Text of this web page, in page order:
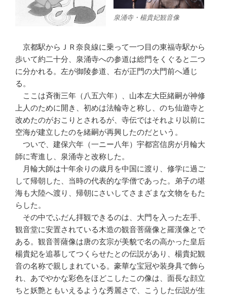
泉涌寺・楊貴妃観音像
京都駅からＪＲ奈良線に乗って一つ目の東福寺駅から
歩いて約二十分、泉涌寺への参道は総門をくぐると二つ
に分かれる。左が御陵参道、右が正門の大門前へ通じ
る。
ここは斉衡三年（八五六年）、山本左大臣緒嗣が神修
上人のために開き、初めは法輪寺と称し、のち仙遊寺と
改めたのがおこりとされるが、寺伝ではそれより以前に
空海が建立したのを緒嗣が再興したのだという。
ついで、建保六年（一ニー八年）宇都宮信房が月輪大
師に寄進し、泉涌寺と改称した。
月輪大師は十年余りの歳月を中国に渡り、修学に過ご
して帰朝した、当時の代表的な学僧であった。弟子の堪
海も大陸へ渡り、帰朝にさいしてさまざまな文物をもた
らした。
その中でふだん拝観できるのは、大門を入った左手、
観音堂に安置されている木造の観音菩薩像と羅漢像とで
ある。観音菩薩像は唐の玄宗が美貌で名の高かった皇后
楊貴妃を追慕してつくらせたとの伝説があり、楊貴妃観
音の名称で親しまれている。豪華な宝冠や装身具で飾ら
れ、あでやかな彩色をほどこしたこの像は、面長な顔立
ちと妖艶ともいえるような秀麗さで、こうした伝説が生